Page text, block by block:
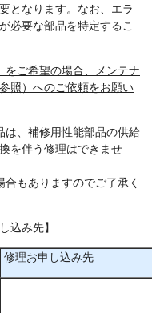
となります。なお、エラ
必要な部品を特定するこ
をご希望の場合、メンテナ
照）へのご依頼をお願い
は、補修用性能部品の供給
を伴う修理はできませ
もありますのでご了承く
込み先】
修理お申し込み先